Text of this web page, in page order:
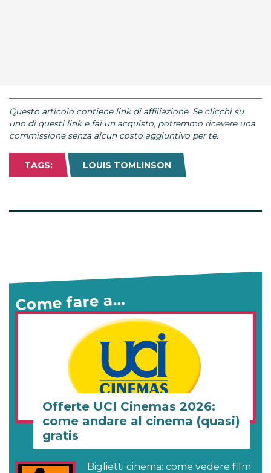
Questo articolo contiene link di affiliazione. Se clicchi su
uno di questi link e fai un acquisto, potremmo ricevere una
commissione senza alcun costo aggiuntivo per te.
TAGS: LOUIS TOMLINSON
Come fare a…
Offerte UCI Cinemas 2026:
come andare al cinema (quasi)
gratis
Biglietti cinema: come vedere film